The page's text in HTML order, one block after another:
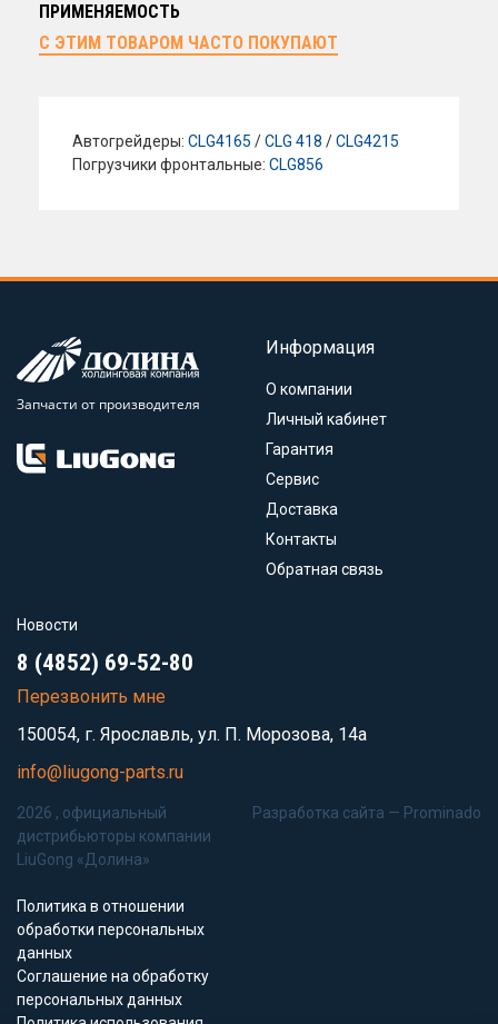
ПРИМЕНЯЕМОСТЬ
С ЭТИМ ТОВАРОМ ЧАСТО ПОКУПАЮТ
Автогрейдеры: CLG4165 /CLG 418 /CLG4215
Погрузчики фронтальные: CLG856
Запчасти от производителя
Информация
О компании
Личный кабинет
Гарантия
Сервис
Доставка
Контакты
Обратная связь
Новости
8 (4852) 69-52-80
Перезвонить мне
150054, г. Ярославль, ул. П. Морозова, 14а
info@liugong-parts.ru
2026 , официальный
дистрибьюторы компании
LiuGong «Долина»
Политика в отношении
обработки персональных
данных
Соглашение на обработку
персональных данных
Разработка сайта — Prominado